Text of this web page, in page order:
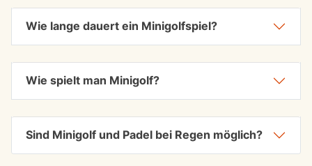
Wie lange dauert ein Minigolfspiel?
Wie spielt man Minigolf?
Sind Minigolf und Padel bei Regen möglich?